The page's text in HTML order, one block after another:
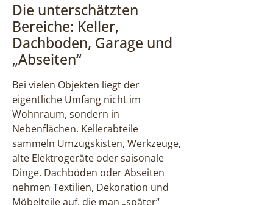
Die unterschätzten
Bereiche: Keller,
Dachboden, Garage und
„Abseiten“
Bei vielen Objekten liegt der
eigentliche Umfang nicht im
Wohnraum, sondern in
Nebenflächen. Kellerabteile
sammeln Umzugskisten, Werkzeuge,
alte Elektrogeräte oder saisonale
Dinge. Dachböden oder Abseiten
nehmen Textilien, Dekoration und
Möbelteile auf, die man „später“